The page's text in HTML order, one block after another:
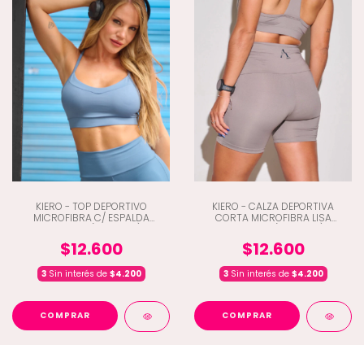
KIERO - TOP DEPORTIVO
MICROFIBRA C/ ESPALDA
$12.600
3Sin interés de $4.200
COMPRAR
KIERO - CALZA DEPORTIVA
CORTA MICROFIBRA LISA
$12.600
3Sin interés de $4.200
COMPRAR